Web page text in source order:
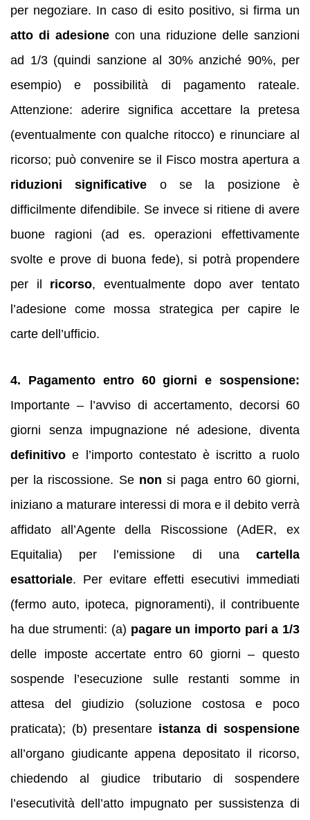
per negoziare. In caso di esito positivo, si firma un
atto di adesionecon una riduzione delle sanzioni
ad 1/3 (quindi sanzione al 30% anziché 90%, per
esempio) e possibilità di pagamento rateale.
Attenzione: aderire significa accettare la pretesa
(eventualmente con qualche ritocco) e rinunciare al
ricorso; può convenire se il Fisco mostra apertura a
riduzioni significative o se la posizione è
difficilmente difendibile. Se invece si ritiene di avere
buone ragioni (ad es. operazioni effettivamente
svolte e prove di buona fede), si potrà propendere
per il ricorso, eventualmente dopo aver tentato
l’adesione come mossa strategica per capire le
carte dell’ufficio.
4. Pagamento entro 60 giorni e sospensione:
Importante – l’avviso di accertamento, decorsi 60
giorni senza impugnazione né adesione, diventa
definitivo e l’importo contestato è iscritto a ruolo
per la riscossione. Se non si paga entro 60 giorni,
iniziano a maturare interessi di mora e il debito verrà
affidato all’Agente della Riscossione (AdER, ex
Equitalia) per l’emissione di una cartella
esattoriale. Per evitare effetti esecutivi immediati
(fermo auto, ipoteca, pignoramenti), il contribuente
ha due strumenti: (a) pagare un importo pari a 1/3
delle imposte accertate entro 60 giorni – questo
sospende l’esecuzione sulle restanti somme in
attesa del giudizio (soluzione costosa e poco
praticata); (b) presentare istanza di sospensione
all’organo giudicante appena depositato il ricorso,
chiedendo al giudice tributario di sospendere
l’esecutività dell’atto impugnato per sussistenza di